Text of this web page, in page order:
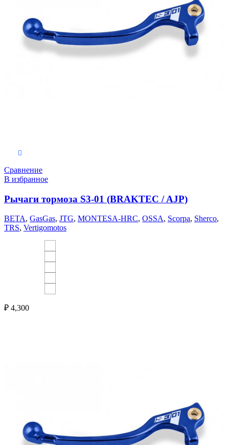
Сравнение
В избранное
Рычаги тормоза S3-01 (BRAKTEC / AJP)
BETA, GasGas, JTG, MONTESA-HRC, OSSA, Scorpa, Sherco,
TRS, Vertigomotos
₽ 4,300